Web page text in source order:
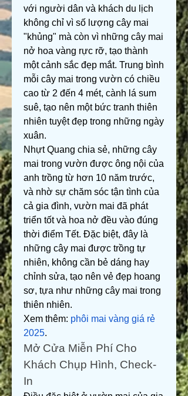
với người dân và khách du lịch
không chỉ vì số lượng cây mai
"khủng" mà còn vì những cây mai
nở hoa vàng rực rỡ, tạo thành
một cảnh sắc đẹp mắt. Trung bình
mỗi cây mai trong vườn có chiều
cao từ 2 đến 4 mét, cành lá sum
suê, tạo nên một bức tranh thiên
nhiên tuyệt đẹp trong những ngày
xuân.
Nhựt Quang chia sẻ, những cây
mai trong vườn được ông nội của
anh trồng từ hơn 10 năm trước,
và nhờ sự chăm sóc tận tình của
cả gia đình, vườn mai đã phát
triển tốt và hoa nở đều vào đúng
thời điểm Tết. Đặc biệt, đây là
những cây mai được trồng tự
nhiên, không cần bẻ dáng hay
chỉnh sửa, tạo nên vẻ đẹp hoang
sơ, tựa như những cây mai trong
thiên nhiên.
Xem thêm: phôi mai vàng giá rẻ
2025.
Mở Cửa Miễn Phí Cho
Khách Chụp Hình, Check-
In